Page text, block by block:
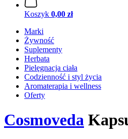
Koszyk 0,00 zł
Marki
Żywność
Suplementy
Herbata
Pielęgnacja ciała
Codzienność i styl życia
Aromaterapia i wellness
Oferty
Cosmoveda